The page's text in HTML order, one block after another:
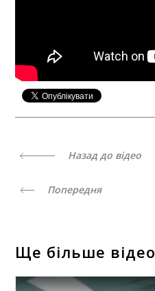
Назад до відео
Попередня
Ще більше відео